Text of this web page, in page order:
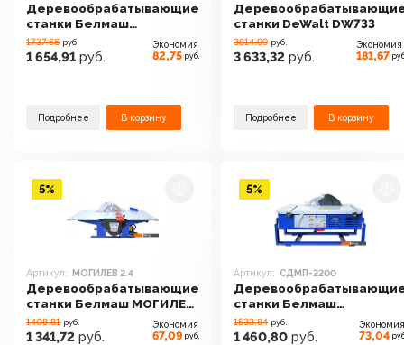
Деревообрабатывающие
станки Белмаш
СДМ-2200М
1737.66 руб.
1 654,91 руб.
Экономия
82,75 руб.
Подробнее В корзину
станки DeWalt DW733
3814.99 руб.
3 633,32 руб.
Экономия
181,67
Подробнее В корзину
Артикул: МОГИЛЕВ 2.4
Деревообрабатывающие
станки Белмаш МОГИЛЕВ
2.4
1408.81 руб.
1 341,72 руб.
Экономия
67,09 руб.
5%
Артикул: СДМП-2200
станки Белмаш
СДМП-2200
1533.84 руб.
1 460,80 руб.
Экономия
73,04
5%